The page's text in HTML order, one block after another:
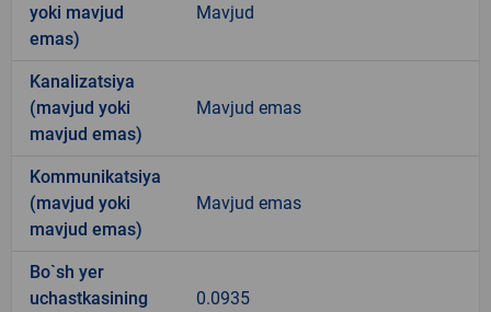
yoki mavjud
emas)
Mavjud
Kanalizatsiya
(mavjud yoki
mavjud emas)
Mavjud emas
Kommunikatsiya
(mavjud yoki
mavjud emas)
Mavjud emas
Bo`sh yer
uchastkasining
0.0935